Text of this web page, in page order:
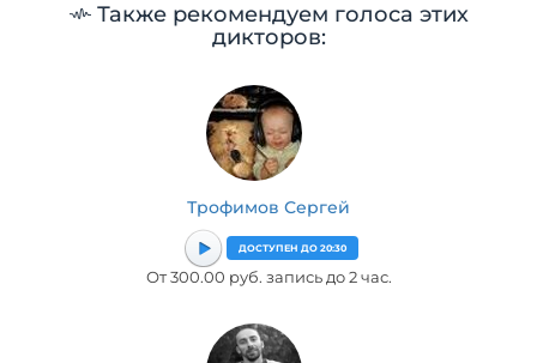
Также рекомендуем голоса этих
дикторов:
Трофимов Сергей
ДОСТУПЕН ДО 20:30
От 300.00 руб. запись до 2 час.